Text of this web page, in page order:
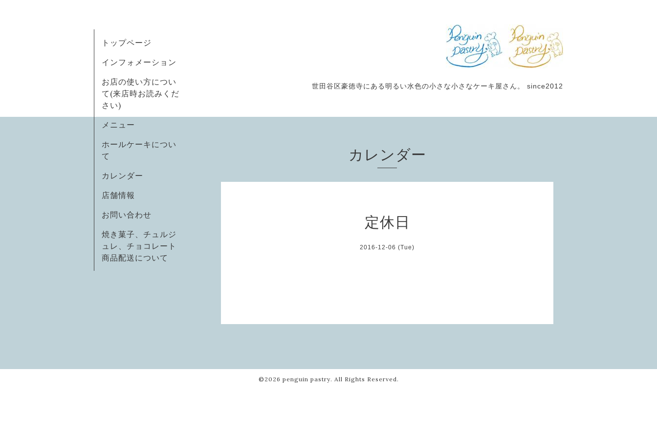
世田谷区豪徳寺にある明るい水色の小さな小さなケーキ屋さん。 since2012
トップページ
インフォメーション
お店の使い方につい
て(来店時お読みくだ
さい)
メニュー
ホールケーキについ
て
カレンダー
店舗情報
お問い合わせ
焼き菓子、チュルジ
ュレ、チョコレート
商品配送について
カレンダー
定休日
2016-12-06 (Tue)
©2026 penguin pastry. All Rights Reserved.